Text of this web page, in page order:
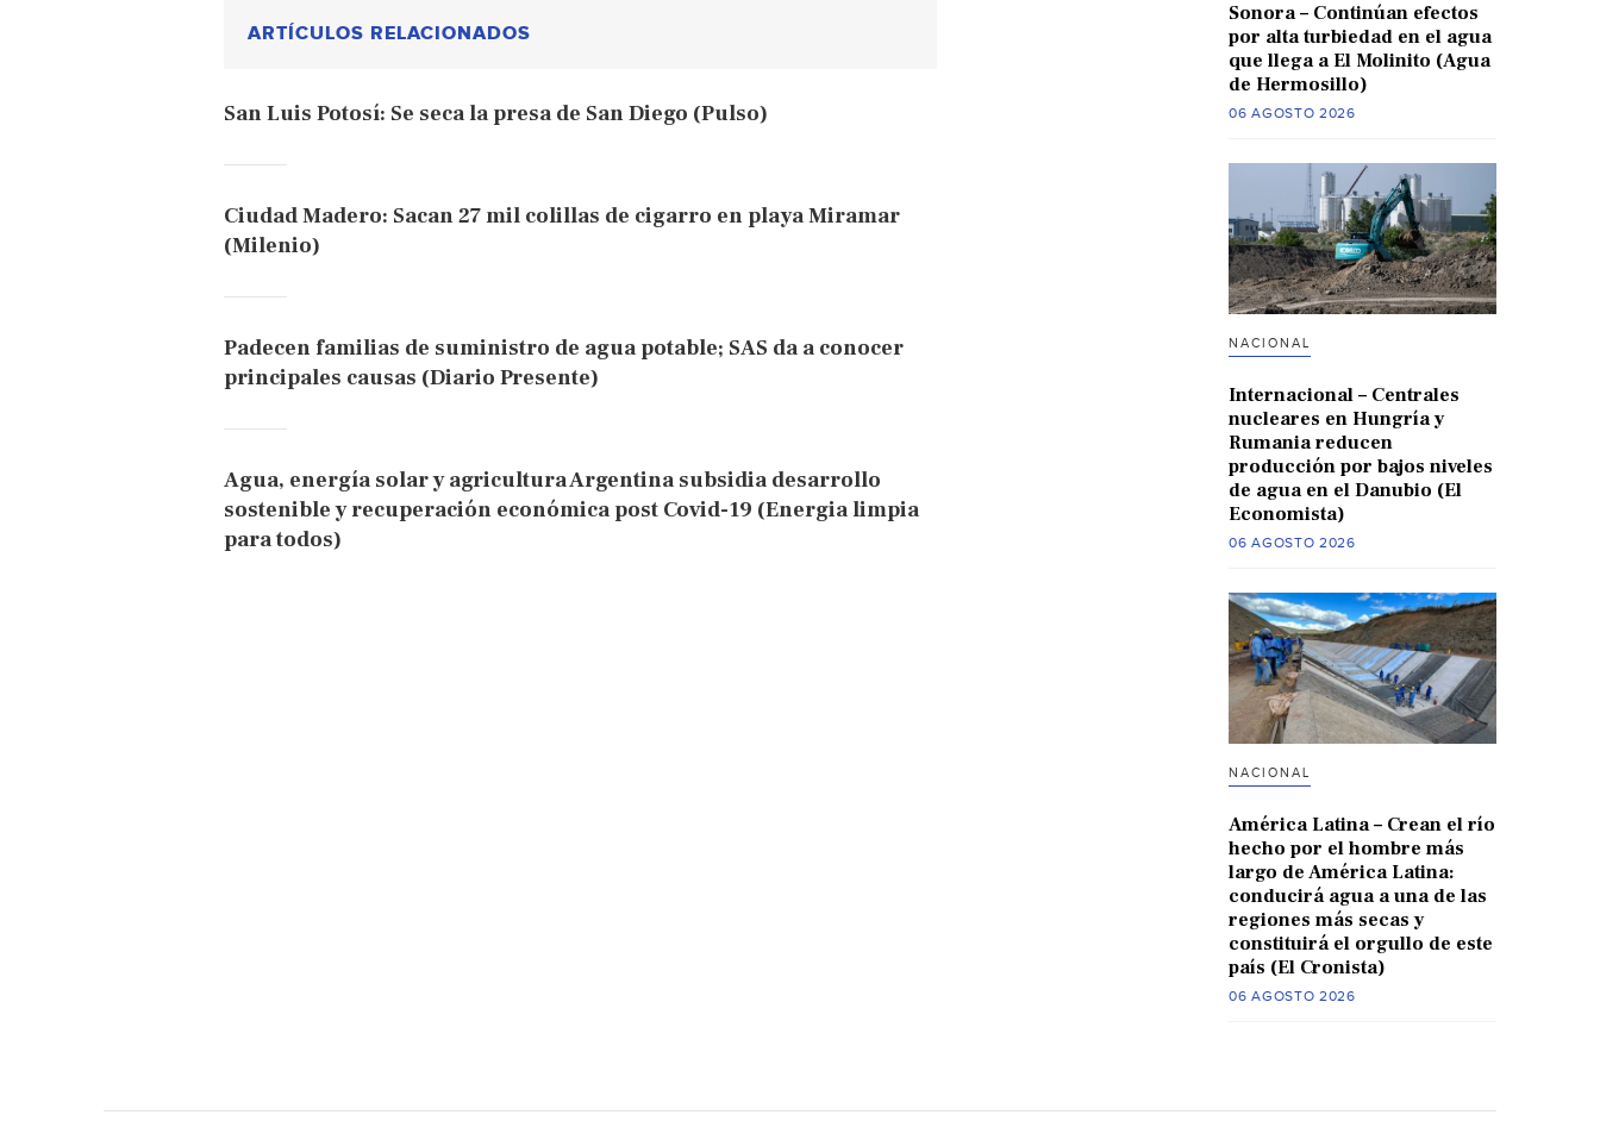
ARTÍCULOS RELACIONADOS
San Luis Potosí: Se seca la presa de San Diego (Pulso)
Ciudad Madero: Sacan 27 mil colillas de cigarro en playa Miramar
(Milenio)
Padecen familias de suministro de agua potable; SAS da a conocer
principales causas (Diario Presente)
Agua, energía solar y agricultura Argentina subsidia desarrollo
sostenible y recuperación económica post Covid-19 (Energia limpia
para todos)
Sonora – Continúan efectos
por alta turbiedad en el agua
que llega a El Molinito (Agua
de Hermosillo)
06 AGOSTO 2026
NACIONAL
Internacional – Centrales
nucleares en Hungría y
Rumania reducen
producción por bajos niveles
de agua en el Danubio (El
Economista)
06 AGOSTO 2026
NACIONAL
América Latina – Crean el río
hecho por el hombre más
largo de América Latina:
conducirá agua a una de las
regiones más secas y
constituirá el orgullo de este
país (El Cronista)
06 AGOSTO 2026